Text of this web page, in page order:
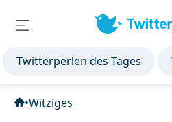
Twitterperlen des Tages
•Witziges